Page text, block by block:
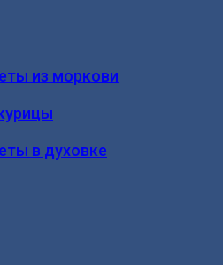
из моркови
в духовке